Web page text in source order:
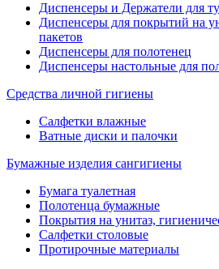
Диспенсеры и Держатели для
Диспенсеры для покрытий на
пакетов
Диспенсеры для полотенец
Диспенсеры настольные для
Средства личной гигиены
Салфетки влажные
Ватные диски и палочки
Бумажные изделия сангигиены
Бумага туалетная
Полотенца бумажные
Покрытия на унитаз,
Салфетки столовые
Протирочные материалы